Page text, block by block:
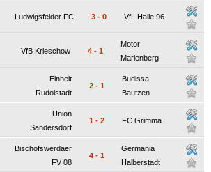
Ludwigsfelder FC 3 - 0 VfL Halle 96
VfB Krieschow 4 - 1
Motor
Marienberg
Einheit
Rudolstadt
2 - 1
Budissa
Bautzen
Union
Sandersdorf
1 - 2 FC Grimma
Bischofswerdaer
FV 08
4 - 1
Germania
Halberstadt